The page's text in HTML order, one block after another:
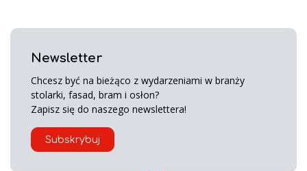
Newsletter
Chcesz być na bieżąco z wydarzeniami w branży
stolarki, fasad, bram i osłon?
Zapisz się do naszego newslettera!
Subskrybuj